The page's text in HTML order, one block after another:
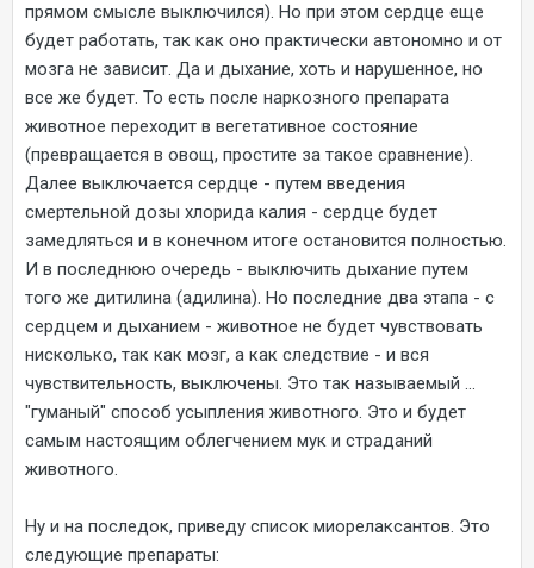
прямом смысле выключился). Но при этом сердце еще
будет работать, так как оно практически автономно и от
мозга не зависит. Да и дыхание, хоть и нарушенное, но
все же будет. То есть после наркозного препарата
животное переходит в вегетативное состояние
(превращается в овощ, простите за такое сравнение).
Далее выключается сердце - путем введения
смертельной дозы хлорида калия - сердце будет
замедляться и в конечном итоге остановится полностью.
И в последнюю очередь - выключить дыхание путем
того же дитилина (адилина). Но последние два этапа - с
сердцем и дыханием - животное не будет чувствовать
нисколько, так как мозг, а как следствие - и вся
чувствительность, выключены. Это так называемый ...
"гуманый" способ усыпления животного. Это и будет
самым настоящим облегчением мук и страданий
животного.
Ну и на последок, приведу список миорелаксантов. Это
следующие препараты: